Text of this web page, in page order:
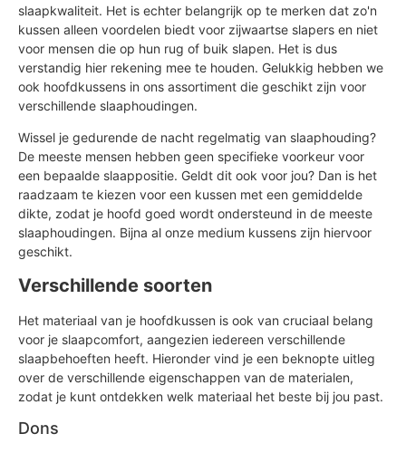
slaapkwaliteit. Het is echter belangrijk op te merken dat zo'n
kussen alleen voordelen biedt voor zijwaartse slapers en niet
voor mensen die op hun rug of buik slapen. Het is dus
verstandig hier rekening mee te houden. Gelukkig hebben we
ook hoofdkussens in ons assortiment die geschikt zijn voor
verschillende slaaphoudingen.
Wissel je gedurende de nacht regelmatig van slaaphouding?
De meeste mensen hebben geen specifieke voorkeur voor
een bepaalde slaappositie. Geldt dit ook voor jou? Dan is het
raadzaam te kiezen voor een kussen met een gemiddelde
dikte, zodat je hoofd goed wordt ondersteund in de meeste
slaaphoudingen. Bijna al onze medium kussens zijn hiervoor
geschikt.
Verschillende soorten
Het materiaal van je hoofdkussen is ook van cruciaal belang
voor je slaapcomfort, aangezien iedereen verschillende
slaapbehoeften heeft. Hieronder vind je een beknopte uitleg
over de verschillende eigenschappen van de materialen,
zodat je kunt ontdekken welk materiaal het beste bij jou past.
Dons